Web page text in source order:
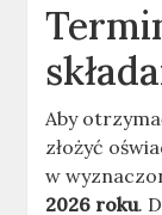
Aby
złożyć
w
2026 roku.